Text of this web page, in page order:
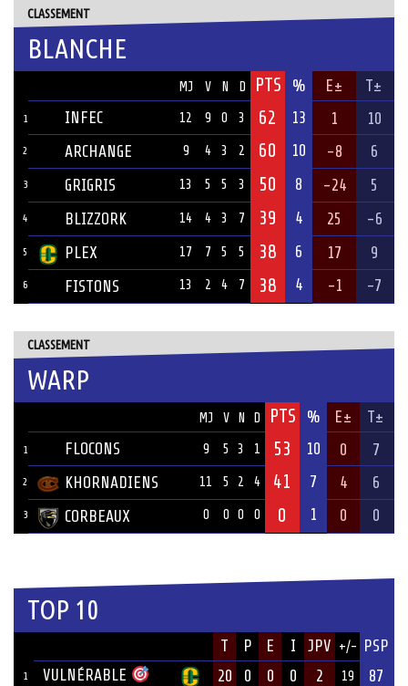
CLASSEMENT
BLANCHE
MJ V N D PTS % E± T±
1 INFEC 12 9 0 3 62 13 1 10
2 ARCHANGE 9 4 3 2 60 10 -8 6
3 GRIGRIS 13 5 5 3 50 8 -24 5
4 BLIZZORK 14 4 3 7 39 4 25 -6
5 PLEX 17 7 5 5 38 6 17 9
6 FISTONS 13 2 4 7 38 4 -1 -7
CLASSEMENT
WARP
MJ V N D PTS % E± T±
1 FLOCONS 9 5 3 1 53 10 0 7
2 KHORNADIENS 11 5 2 4 41 7 4 6
3 CORBEAUX 0 0 0 0 0 1 0 0
TOP 10
T P E I JPV +/- PSP
1 VULNÉRABLE 20 0 0 0 2 19 87